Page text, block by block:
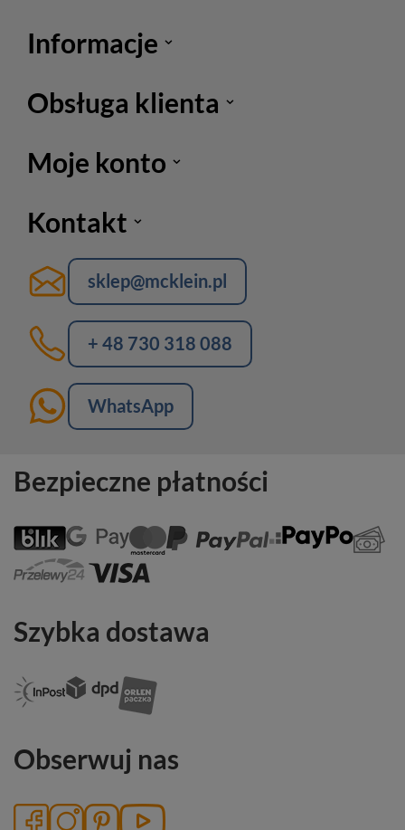
Informacje
Obsługa klienta
Moje konto
Kontakt
sklep@mcklein.pl
+ 48 730 318 088
WhatsApp
Bezpieczne płatności
Szybka dostawa
Obserwuj nas